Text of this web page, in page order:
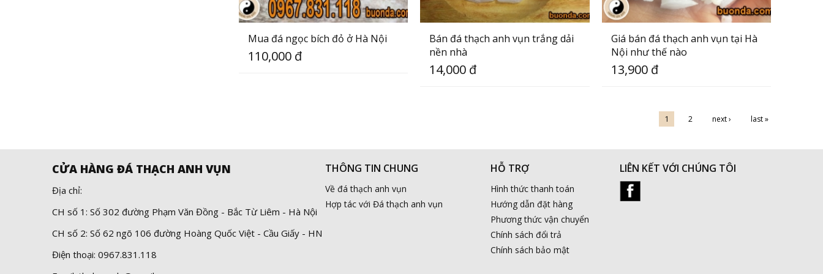
Mua đá ngọc bích đỏ ở Hà Nội
110,000 đ
Bán đá thạch anh vụn trắng dải
nền nhà
14,000 đ
Giá bán đá thạch anh vụn tại Hà
Nội như thế nào
13,900 đ
1 2 next › last »
CỬA HÀNG ĐÁ THẠCH ANH VỤN
Địa chỉ:
CH số 1: Số 302 đường Phạm Văn Đồng - Bắc Từ Liêm - Hà Nội
CH số 2: Số 62 ngõ 106 đường Hoàng Quốc Việt - Cầu Giấy - HN
Điện thoại: 0967.831.118
THÔNG TIN CHUNG
Về đá thạch anh vụn
Hợp tác với Đá thạch anh vụn
HỖ TRỢ
Hình thức thanh toán
Hướng dẫn đặt hàng
Phương thức vận chuyển
Chính sách đổi trả
Chính sách bảo mật
LIÊN KẾT VỚI CHÚNG TÔI